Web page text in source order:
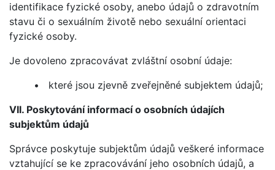
identifikace fyzické osoby, anebo údajů o zdravotním
stavu či o sexuálním životě nebo sexuální orientaci
fyzické osoby.
Je dovoleno zpracovávat zvláštní osobní údaje:
• které jsou zjevně zveřejněné subjektem údajů;
VII. Poskytování informací o osobních údajích
subjektům údajů
Správce poskytuje subjektům údajů veškeré informace
vztahující se ke zpracovávání jeho osobních údajů, a